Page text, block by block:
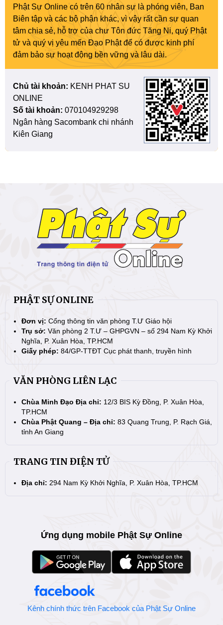
Phật Sự Online có trên 60 nhân sự là phóng viên, Ban
Biên tập và các bộ phận khác, vì vậy rất cần sự quan
tâm chia sẻ, hỗ trợ của chư Tôn đức Tăng Ni, quý Phật
tử và quý vị yêu mến Đạo Phật để có được kinh phí
đảm bảo sự hoạt động bền vững và lâu dài.
Chủ tài khoản: KENH PHAT SU
ONLINE
Số tài khoản: 070104929298
Ngân hàng Sacombank chi nhánh
Kiên Giang
PHẬT SỰ ONLINE
Đơn vị: Cổng thông tin văn phòng T.Ư Giáo hội
Trụ sở: Văn phòng 2 T.Ư – GHPGVN – số 294 Nam Kỳ Khởi
Nghĩa, P. Xuân Hòa, TP.HCM
Giấy phép: 84/GP-TTĐT Cục phát thanh, truyền hình
VĂN PHÒNG LIÊN LẠC
Chùa Minh Đạo Địa chỉ: 12/3 BIS Kỳ Đồng, P. Xuân Hòa,
TP.HCM
Chùa Phật Quang – Địa chỉ: 83 Quang Trung, P. Rạch Giá,
tỉnh An Giang
TRANG TIN ĐIỆN TỬ
Địa chỉ: 294 Nam Kỳ Khởi Nghĩa, P. Xuân Hòa, TP.HCM
Ứng dụng mobile Phật Sự Online
Kênh chính thức trên Facebook của Phật Sự Online